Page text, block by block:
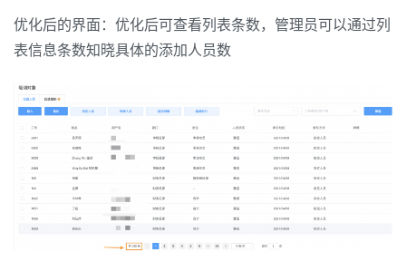
优化后的界面：优化后可查看列表条数，管理员可以通过列
表信息条数知晓具体的添加人员数